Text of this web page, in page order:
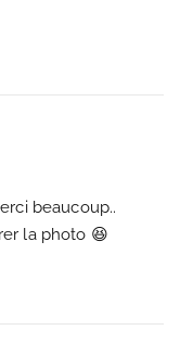
beaucoup..
la photo 😆